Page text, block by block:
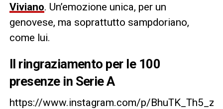
Viviano. Un’emozione unica, per un
genovese, ma soprattutto sampdoriano,
come lui.
Il ringraziamento per le 100
presenze in Serie A
https://www.instagram.com/p/BhuTK_Th5_z/